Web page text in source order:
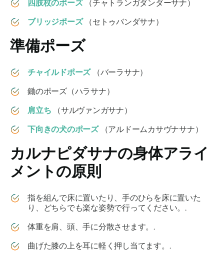
四肢杖のポーズ
（チャトランガダンダーサナ）
ブリッジポーズ
（セトゥバンダサナ）
準備ポーズ
チャイルドポーズ
（バーラサナ）
鋤のポーズ（ハラサナ）
肩立ち （サルヴァンガサナ）
下向きの犬のポーズ
（アルドームカサヴナサナ）
カルナピダサナの身体アライ
メントの原則
指を組んで床に置いたり、手のひらを床に置いた
り、どちらでも楽な姿勢で行ってください。.
体重を肩、頭、手に分散させます。.
曲げた膝の上を耳に軽く押し当てます。.